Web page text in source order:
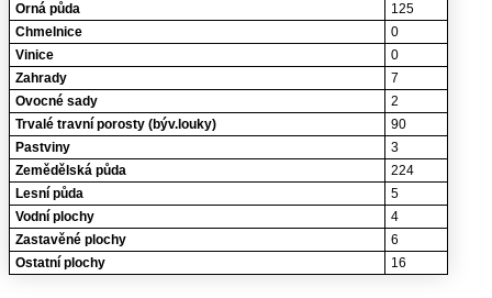
Orná půda
125
Chmelnice
0
Vinice
0
Zahrady
7
Ovocné sady
2
Trvalé travní porosty (býv.louky)
90
Pastviny
3
Zemědělská půda
224
Lesní půda
5
Vodní plochy
4
Zastavěné plochy
6
Ostatní plochy
16